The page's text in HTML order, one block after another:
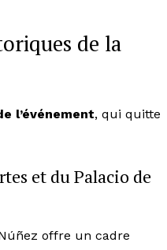
de la
l’événement, qui quitte
et du Palacio de
offre un cadre